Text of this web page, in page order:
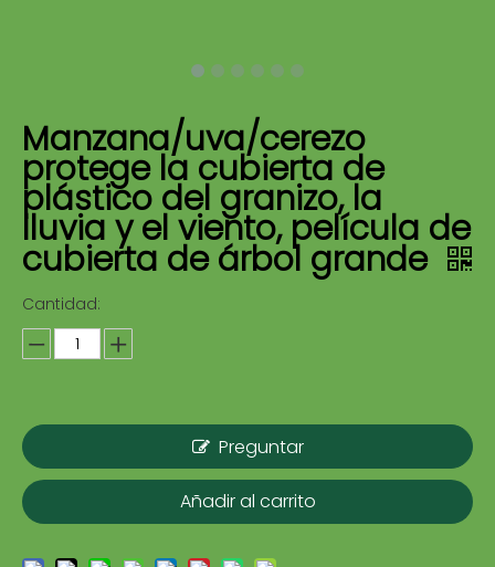
Manzana/uva/cerezo
protege la cubierta de
plástico del granizo, la
lluvia y el viento, película de
cubierta de árbol grande
Cantidad:
Preguntar
Añadir al carrito